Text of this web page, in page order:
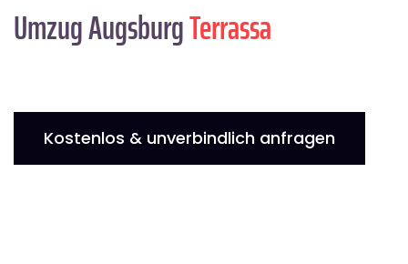
Umzug AugsburgTerrassa
Kostenlos & unverbindlich anfragen